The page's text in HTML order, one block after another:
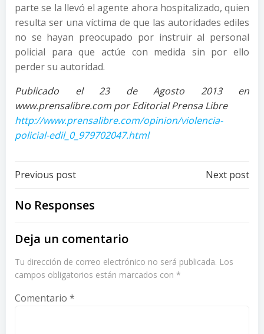
parte se la llevó el agente ahora hospitalizado, quien
resulta ser una víctima de que las autoridades ediles
no se hayan preocupado por instruir al personal
policial para que actúe con medida sin por ello
perder su autoridad.
Publicado el 23 de Agosto 2013 en
www.prensalibre.com por Editorial Prensa Libre
http://www.prensalibre.com/opinion/violencia-
policial-edil_0_979702047.html
Post
navigation
Previous post Next post
No Responses
Deja un comentario
Tu dirección de correo electrónico no será publicada. Los
campos obligatorios están marcados con *
Comentario *